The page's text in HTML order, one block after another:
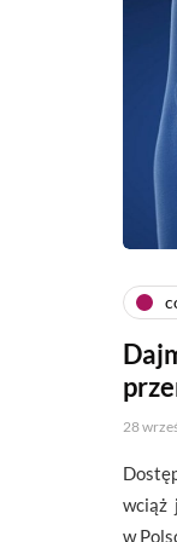
28
wciąż
w